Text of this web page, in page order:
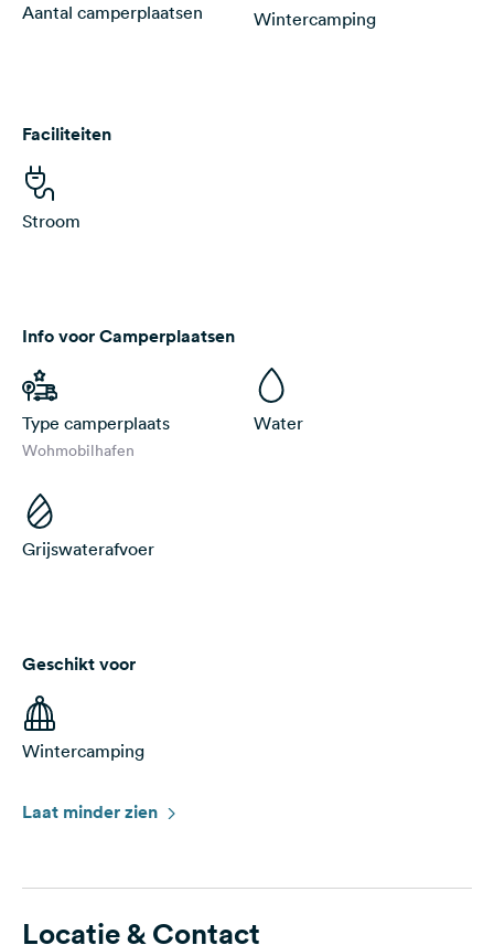
Aantal camperplaatsen Wintercamping
Faciliteiten
Stroom
Info voor Camperplaatsen
Type camperplaats
Wohmobilhafen
Water
Grijswaterafvoer
Geschikt voor
Wintercamping
Laat minder zien
Locatie & Contact